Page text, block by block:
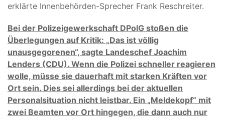
erklärte Innenbehörden-Sprecher Frank Reschreiter.
Bei der Polizeigewerkschaft DPolG stoßen die
Überlegungen auf Kritik: „Das ist völlig
unausgegorenen“, sagte Landeschef Joachim
Lenders (CDU). Wenn die Polizei schneller reagieren
wolle, müsse sie dauerhaft mit starken Kräften vor
Ort sein. Dies sei allerdings bei der aktuellen
Personalsituation nicht leistbar. Ein „Meldekopf“ mit
zwei Beamten vor Ort hingegen, die dann auch nur